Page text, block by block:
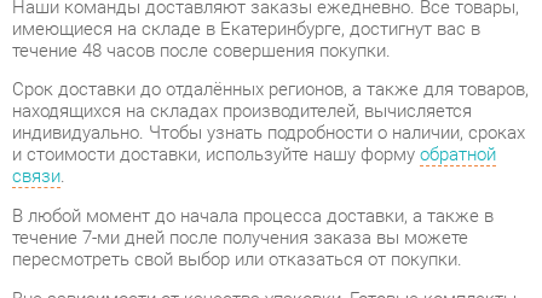
Срок доставки до отдалённых регионов, а также для товаров,
находящихся на складах производителей, вычисляется
индивидуально. Чтобы узнать подробности о наличии, сроках
связи .
В любой момент до начала процесса доставки, а также в
течение 7-ми дней после получения заказа вы можете
пересмотреть свой выбор или отказаться от покупки.
Вне зависимости от качества упаковки, Готовые комплекты
может получить повреждения во время перевозки. Если вы
обнаружите какой-либо дефект при получении товара, мы
незамедлительно заменим поврежденный элемент.